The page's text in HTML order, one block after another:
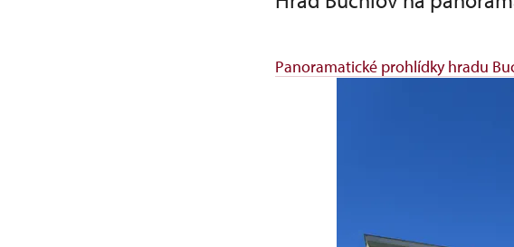
Panoramatické prohlídky hradu